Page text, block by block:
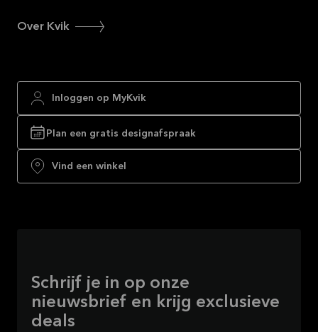
Over Kvik
Inloggen op MyKvik
Plan een gratis designafspraak
Vind een winkel
Schrijf je in op onze
nieuwsbrief en krijg exclusieve
deals